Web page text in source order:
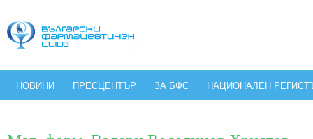
НОВИНИ ПРЕСЦЕНТЪР ЗА БФС НАЦИОНАЛЕН